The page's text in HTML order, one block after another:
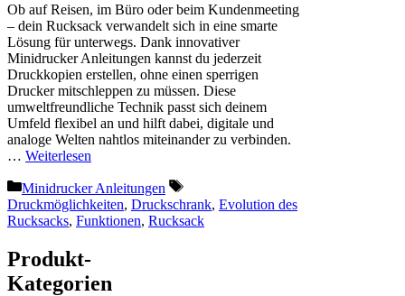
Ob auf Reisen, im Büro oder beim Kundenmeeting
– dein Rucksack verwandelt sich in eine smarte
Lösung für unterwegs. Dank innovativer
Minidrucker Anleitungen kannst du jederzeit
Druckkopien erstellen, ohne einen sperrigen
Drucker mitschleppen zu müssen. Diese
umweltfreundliche Technik passt sich deinem
Umfeld flexibel an und hilft dabei, digitale und
analoge Welten nahtlos miteinander zu verbinden.
… Weiterlesen
Kategorien
Minidrucker Anleitungen
Schlagwörter
Druckmöglichkeiten, Druckschrank, Evolution des
Rucksacks, Funktionen, Rucksack
Produkt-
Kategorien